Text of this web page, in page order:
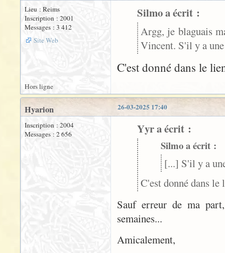
Lieu : Reims
Inscription : 2001
Messages : 3 412
Site Web
Silmo a écrit :
Argg, je blaguais
Vincent. S'il y a
C'est donné dans le
Hors ligne
26-03-2025 17:40
Hyarion
Inscription : 2004
Messages : 2 656
Yyr a écrit :
Silmo a écrit :
[...] S'il y a
C'est donné dans
Sauf erreur de ma
semaines...
Amicalement,